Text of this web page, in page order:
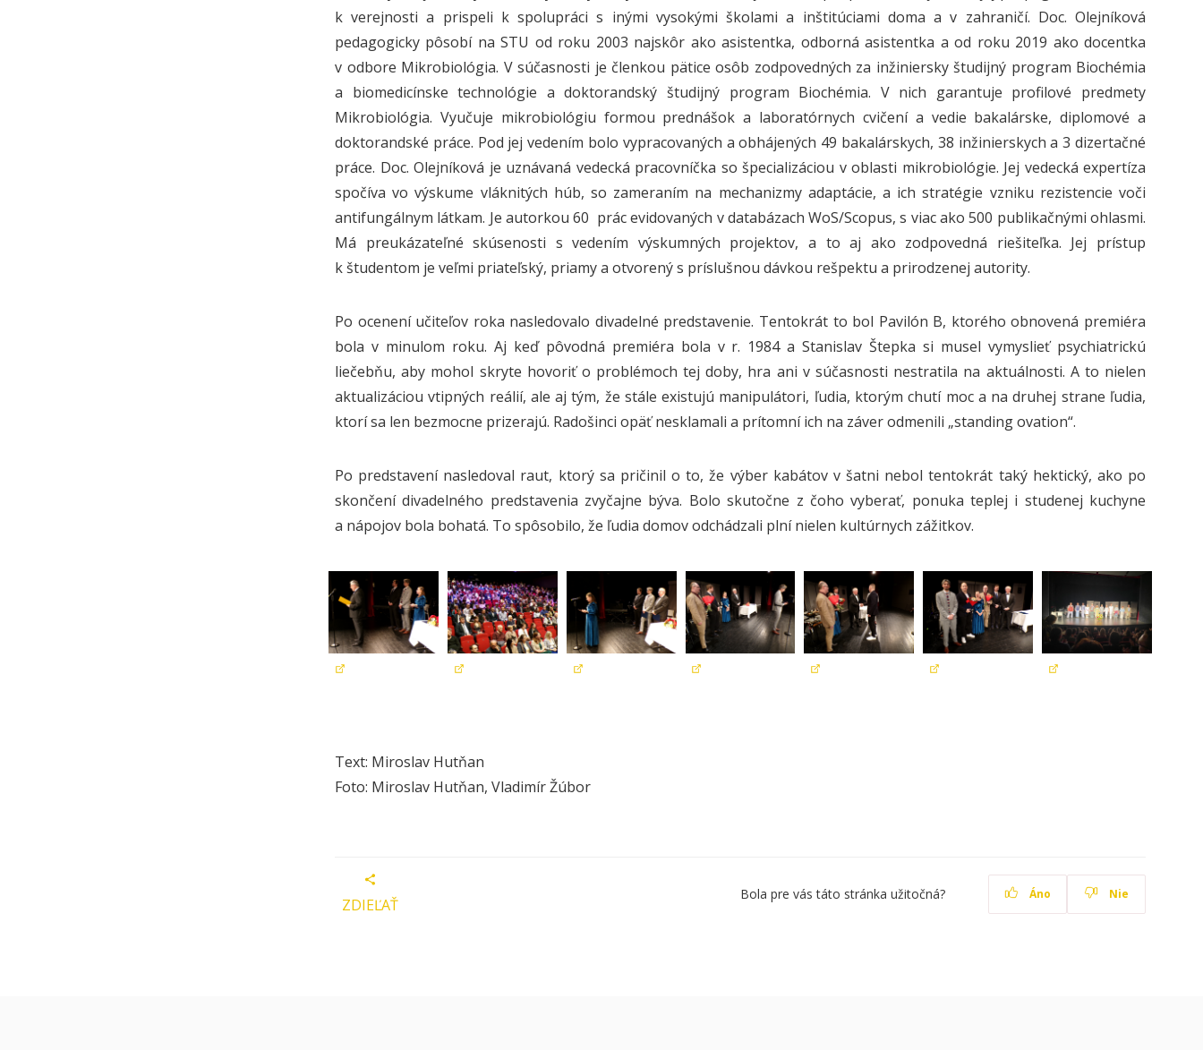
k verejnosti a prispeli k spolupráci s inými vysokými školami a inštitúciami doma a v zahraničí. Doc. Olejníková
pedagogicky pôsobí na STU od roku 2003 najskôr ako asistentka, odborná asistentka a od roku 2019 ako docentka
v odbore Mikrobiológia. V súčasnosti je členkou pätice osôb zodpovedných za inžiniersky študijný program Biochémia
a biomedicínske technológie a doktorandský študijný program Biochémia. V nich garantuje profilové predmety
Mikrobiológia. Vyučuje mikrobiológiu formou prednášok a laboratórnych cvičení a vedie bakalárske, diplomové a
doktorandské práce. Pod jej vedením bolo vypracovaných a obhájených 49 bakalárskych, 38 inžinierskych a 3 dizertačné
práce. Doc. Olejníková je uznávaná vedecká pracovníčka so špecializáciou v oblasti mikrobiológie. Jej vedecká expertíza
spočíva vo výskume vláknitých húb, so zameraním na mechanizmy adaptácie, a ich stratégie vzniku rezistencie voči
antifungálnym látkam. Je autorkou 60 prác evidovaných v databázach WoS/Scopus, s viac ako 500 publikačnými ohlasmi.
Má preukázateľné skúsenosti s vedením výskumných projektov, a to aj ako zodpovedná riešiteľka. Jej prístup
k študentom je veľmi priateľský, priamy a otvorený s príslušnou dávkou rešpektu a prirodzenej autority.
Po ocenení učiteľov roka nasledovalo divadelné predstavenie. Tentokrát to bol Pavilón B, ktorého obnovená premiéra
bola v minulom roku. Aj keď pôvodná premiéra bola v r. 1984 a Stanislav Štepka si musel vymyslieť psychiatrickú
liečebňu, aby mohol skryte hovoriť o problémoch tej doby, hra ani v súčasnosti nestratila na aktuálnosti. A to nielen
aktualizáciou vtipných reálií, ale aj tým, že stále existujú manipulátori, ľudia, ktorým chutí moc a na druhej strane ľudia,
ktorí sa len bezmocne prizerajú. Radošinci opäť nesklamali a prítomní ich na záver odmenili „standing ovation“.
Po predstavení nasledoval raut, ktorý sa pričinil o to, že výber kabátov v šatni nebol tentokrát taký hektický, ako po
skončení divadelného predstavenia zvyčajne býva. Bolo skutočne z čoho vyberať, ponuka teplej i studenej kuchyne
a nápojov bola bohatá. To spôsobilo, že ľudia domov odchádzali plní nielen kultúrnych zážitkov.
Text: Miroslav Hutňan
Foto: Miroslav Hutňan, Vladimír Žúbor
ZDIEĽAŤ
Bola pre vás táto stránka užitočná? Áno Nie